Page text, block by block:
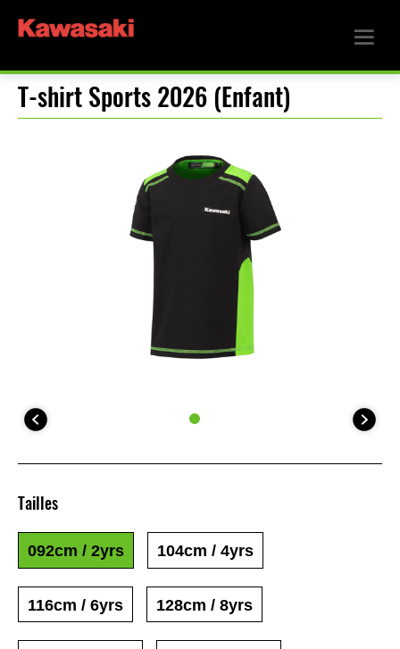
T-shirt Sports 2026 (Enfant)
Tailles
092cm / 2yrs 104cm / 4yrs
116cm / 6yrs 128cm / 8yrs